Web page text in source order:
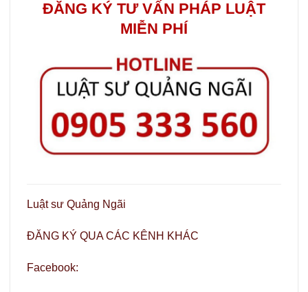
ĐĂNG KÝ TƯ VẤN PHÁP LUẬT
MIỄN PHÍ
Luật sư Quảng Ngãi
ĐĂNG KÝ QUA CÁC KÊNH KHÁC
Facebook: